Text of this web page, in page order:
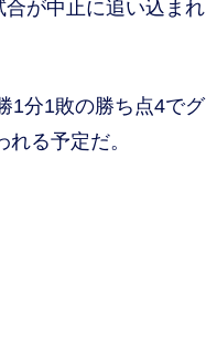
が中止に追い込まれ
1分1敗の勝ち点4でグ
る予定だ。